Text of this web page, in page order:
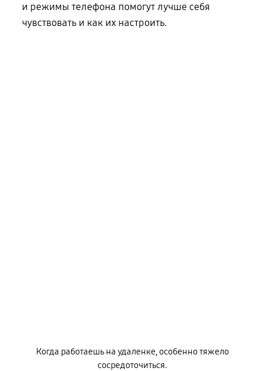
и режимы телефона помогут лучше себя
чувствовать и как их настроить.
Когда работаешь на удаленке, особенно тяжело
сосредоточиться.